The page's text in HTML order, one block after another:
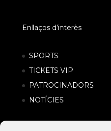
Enllaços d’interès
SPORTS
TICKETS VIP
PATROCINADORS
NOTÍCIES